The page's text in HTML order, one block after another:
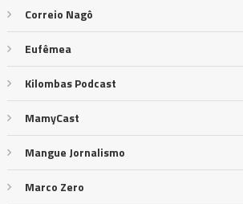
Correio Nagô
Eufêmea
Kilombas Podcast
MamyCast
Mangue Jornalismo
Marco Zero